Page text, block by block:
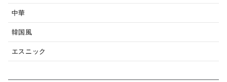
中華
韓国風
エスニック